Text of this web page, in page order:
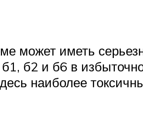
может иметь
б2 и б6 в
наиболее